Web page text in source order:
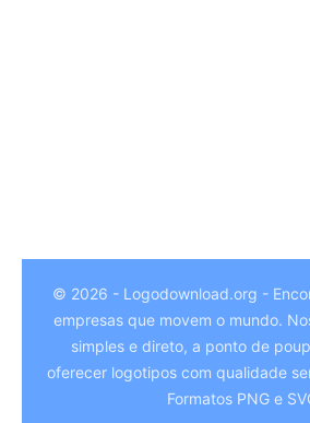
© 2026 - Logodownload.org -
empresas que movem o mundo.
simples e direto, a ponto de
oferecer logotipos com qualidade
Formatos PNG e